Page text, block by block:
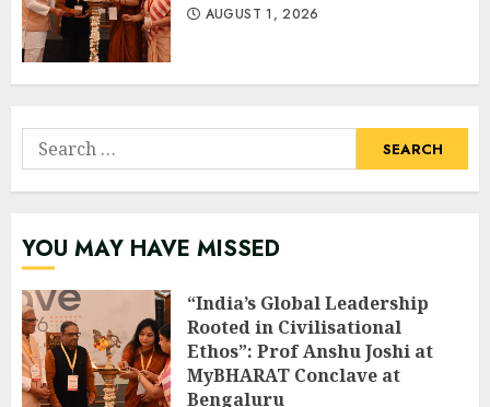
AUGUST 1, 2026
Search
for:
YOU MAY HAVE MISSED
“India’s Global Leadership
Rooted in Civilisational
Ethos”: Prof Anshu Joshi at
MyBHARAT Conclave at
Bengaluru